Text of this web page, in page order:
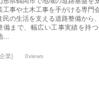
工事や土木工事を手がける専門
民の生活を支える道路整備から
備まで、幅広い工事実績を持つ
…
業] 0views